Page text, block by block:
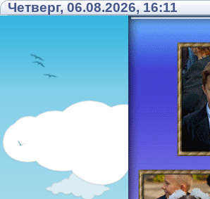
Четверг, 06.08.2026, 16:11